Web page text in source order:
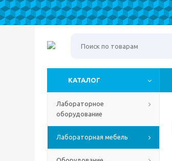
КАТАЛОГ
Лабораторное
оборудование
Лабораторная мебель